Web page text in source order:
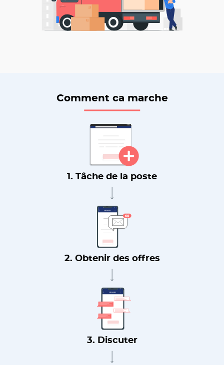
Comment ca marche
1. Tâche de la poste
2. Obtenir des offres
3. Discuter